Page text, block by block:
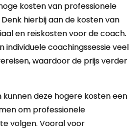
kosten van professionele
hierbij aan de kosten van
en reiskosten voor de coach.
individuele coachingssessie veel
waardoor de prijs verder
kunnen deze hogere kosten een
om professionele
volgen. Vooral voor